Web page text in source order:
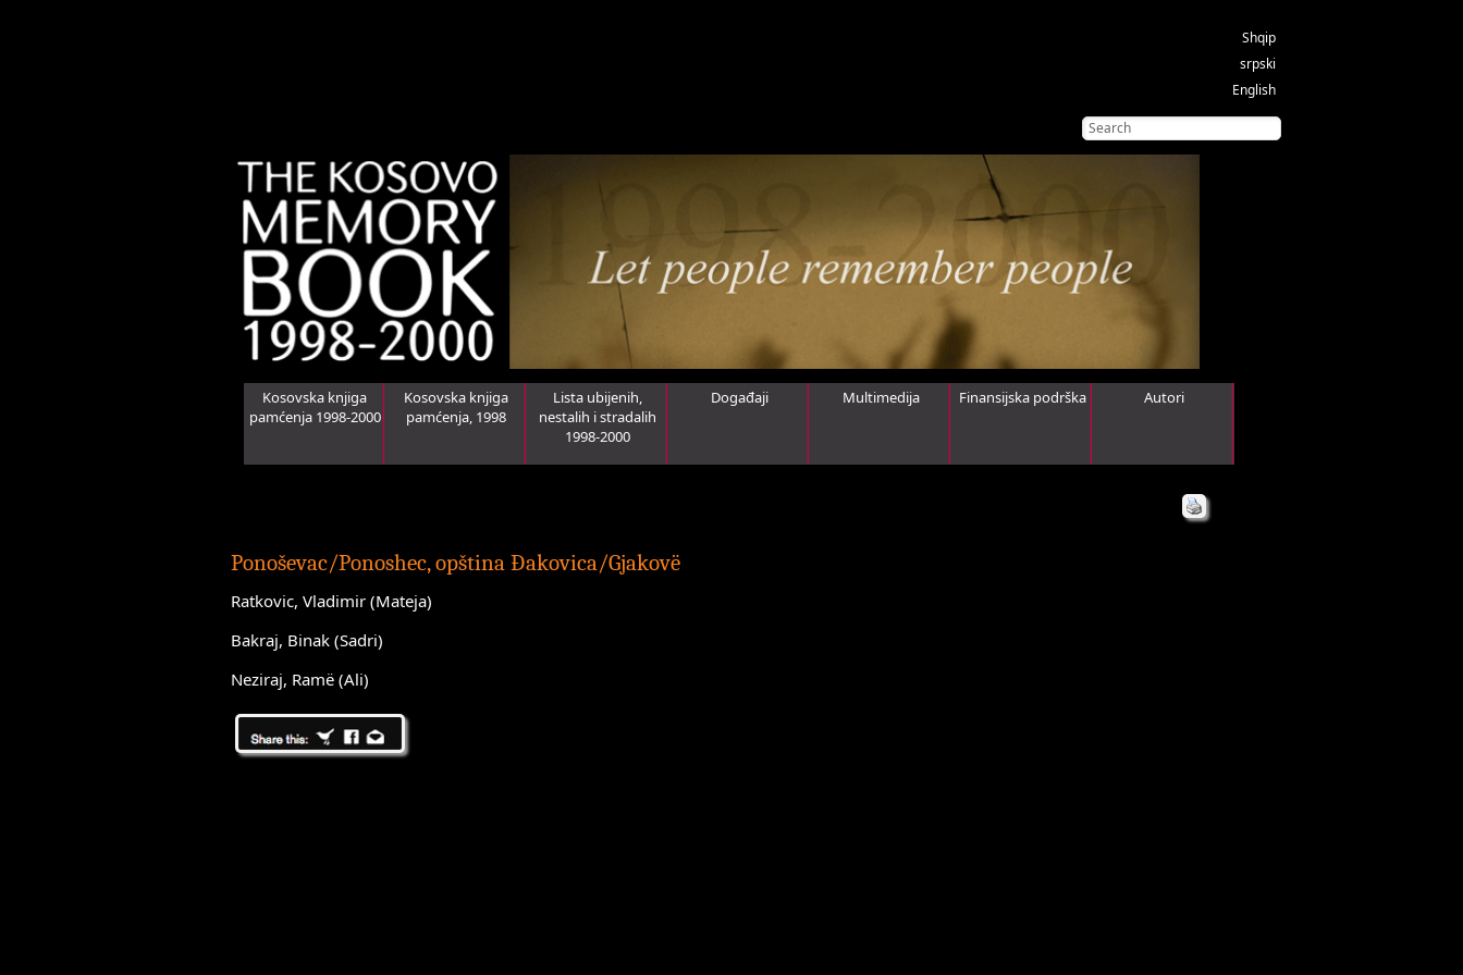
Shqip
srpski
English
Kosovska knjiga
pamćenja 1998-2000
Kosovska knjiga
pamćenja, 1998
Lista ubijenih,
nestalih i stradalih
1998-2000
Događaji Multimedija Finansijska podrška Autori
Ponoševac/Ponoshec, opština Đakovica/Gjakovë
Ratkovic, Vladimir (Mateja)
Bakraj, Binak (Sadri)
Neziraj, Ramë (Ali)